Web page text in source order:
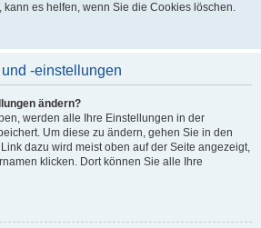
es helfen, wenn Sie die Cookies löschen.
-einstellungen
ändern?
werden alle Ihre Einstellungen in der
Um diese zu ändern, gehen Sie in den
dazu wird meist oben auf der Seite angezeigt,
klicken. Dort können Sie alle Ihre